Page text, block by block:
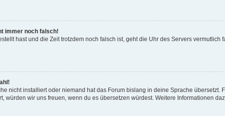
immer noch falsch!
hast und die Zeit trotzdem noch falsch ist, geht die Uhr des Servers vermutlich
nicht installiert oder niemand hat das Forum bislang in deine Sprache übersetzt.
würden wir uns freuen, wenn du es übersetzen würdest. Weitere Informationen